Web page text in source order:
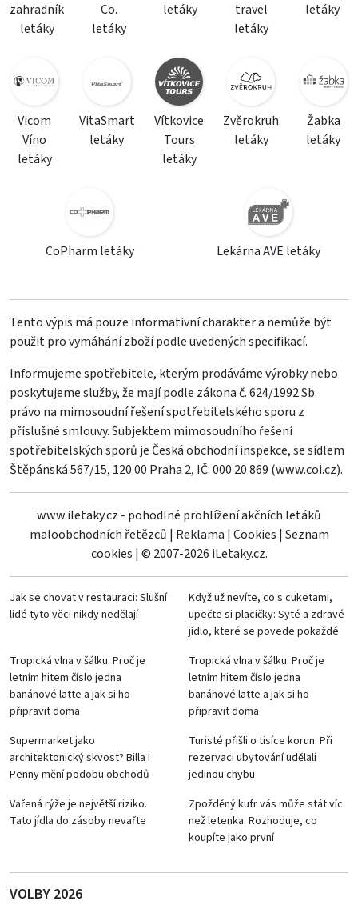
zahradník
letáky
Co.
letáky
letáky
travel
letáky
letáky
Vicom
Víno
letáky
VitaSmart
letáky
Vítkovice
Tours
letáky
Zvěrokruh
letáky
Žabka
letáky
CoPharm letáky Lekárna AVE letáky
Tento výpis má pouze informativní charakter a nemůže být
použit pro vymáhání zboží podle uvedených specifikací.
Informujeme spotřebitele, kterým prodáváme výrobky nebo
poskytujeme služby, že mají podle zákona č. 624/1992 Sb.
právo na mimosoudní řešení spotřebitelského sporu z
příslušné smlouvy. Subjektem mimosoudního řešení
spotřebitelských sporů je Česká obchodní inspekce, se sídlem
Štěpánská 567/15, 120 00 Praha 2, IČ: 000 20 869 (www.coi.cz).
www.iletaky.cz - pohodlné prohlížení akčních letáků
maloobchodních řetězců | Reklama | Cookies | Seznam
cookies | © 2007-2026 iLetaky.cz.
Jak se chovat v restauraci: Slušní
lidé tyto věci nikdy nedělají
Když už nevíte, co s cuketami,
upečte si placičky: Syté a zdravé
jídlo, které se povede pokaždé
Tropická vlna v šálku: Proč je
letním hitem číslo jedna
banánové latte a jak si ho
připravit doma
Tropická vlna v šálku: Proč je
letním hitem číslo jedna
banánové latte a jak si ho
připravit doma
Supermarket jako
architektonický skvost? Billa i
Penny mění podobu obchodů
Turisté přišli o tisíce korun. Při
rezervaci ubytování udělali
jedinou chybu
Vařená rýže je největší riziko.
Tato jídla do zásoby nevařte
Zpožděný kufr vás může stát víc
než letenka. Rozhoduje, co
koupíte jako první
VOLBY 2026